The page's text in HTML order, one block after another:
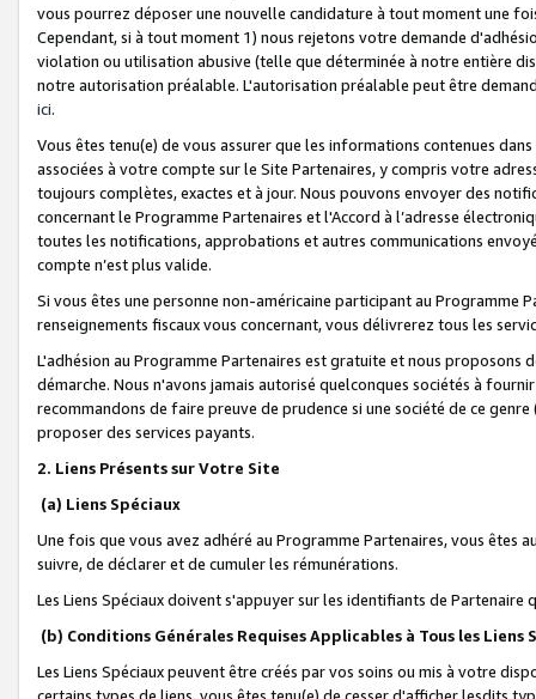
vous pourrez déposer une nouvelle candidature à tout moment une
Cependant, si à tout moment 1) nous rejetons votre demande
violation ou utilisation abusive (telle que déterminée à notre entière
notre autorisation préalable. L'autorisation préalable peut être
ici.
Vous êtes tenu(e) de vous assurer que les informations contenues
associées à votre compte sur le Site Partenaires, y compris votre
toujours complètes, exactes et à jour. Nous pouvons envoyer des
concernant le Programme Partenaires et l'Accord à l’adresse
toutes les notifications, approbations et autres communications
compte n’est plus valide.
Si vous êtes une personne non-américaine participant au
renseignements fiscaux vous concernant, vous délivrerez tous les
L'adhésion au Programme Partenaires est gratuite et nous proposons
démarche. Nous n'avons jamais autorisé quelconques sociétés à
recommandons de faire preuve de prudence si une société de ce
proposer des services payants.
2. Liens Présents sur Votre Site
(a) Liens Spéciaux
Une fois que vous avez adhéré au Programme Partenaires, vous êtes
suivre, de déclarer et de cumuler les rémunérations.
Les Liens Spéciaux doivent s'appuyer sur les identifiants de Partenaire
(b) Conditions Générales Requises Applicables à Tous les Liens
Les Liens Spéciaux peuvent être créés par vos soins ou mis à votre
certains types de liens, vous êtes tenu(e) de cesser d'afficher lesdits